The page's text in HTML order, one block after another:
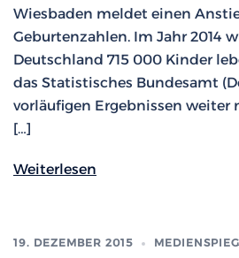
Wiesbaden meldet einen
Geburtenzahlen. Im Jahr 2014
Deutschland 715 000 Kinder
das Statistisches Bundesamt
vorläufigen Ergebnissen weiter
[…]
Weiterlesen
19. DEZEMBER 2015